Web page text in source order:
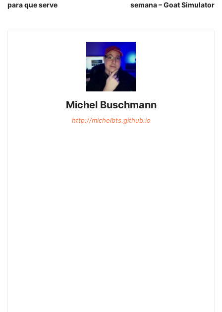
para que serve semana – Goat Simulator
Michel Buschmann
http://michelbts.github.io